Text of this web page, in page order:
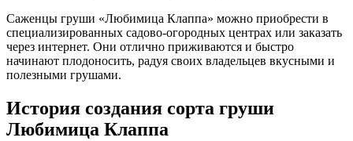
Саженцы груши «Любимица Клаппа» можно приобрести в
специализированных садово-огородных центрах или заказать
через интернет. Они отлично приживаются и быстро
начинают плодоносить, радуя своих владельцев вкусными и
полезными грушами.
История создания сорта груши
Любимица Клаппа